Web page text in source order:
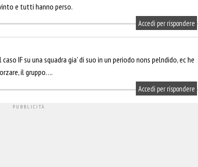
e tutti hanno perso.
Accedi per rispondere
IF su una squadra gia’ di suo in un periodo nons pelndido, ec he
il gruppo….
Accedi per rispondere